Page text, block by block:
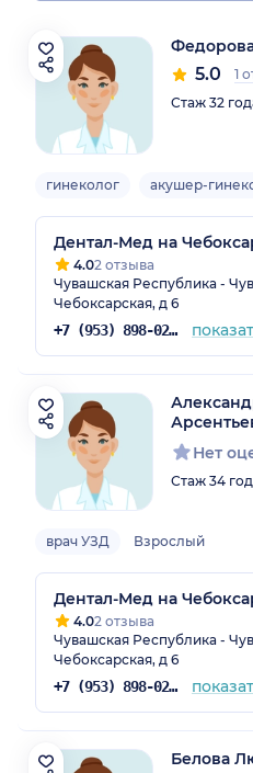
5.0
1
Стаж 32
гинеколог акушер-
Дентал-Мед на
4.02 отзыва
Чувашская Республика -
Чебоксарская, д 6
+7 (953) 898-02-22
Нет
Стаж 34
врач УЗД Взрослый
Дентал-Мед на
4.02 отзыва
Чувашская Республика -
Чебоксарская, д 6
+7 (953) 898-02-22
Белова